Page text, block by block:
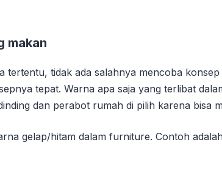
makan
tidak ada salahnya mencoba
tepat. Warna apa saja yang terlibat
dan perabot rumah di pilih karena bisa
gelap/hitam dalam furniture. Contoh